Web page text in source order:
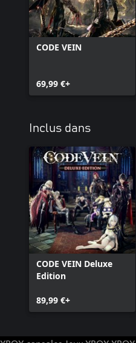
CODE VEIN
69,99 €+
Inclus dans
CODE VEIN Deluxe
Edition
89,99 €+